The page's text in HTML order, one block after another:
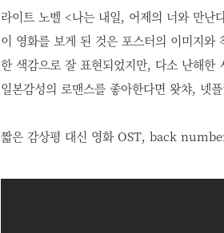
라이트 노벨 <나는 내일, 어제의 너와 만난
이 영화를 보게 된 것은 포스터의 이미지와
한 색감으로 잘 표현되었지만, 다소 난해한
일본감성의 로맨스를 좋아한다면 왓챠, 넷
짧은 감상평 대신 영화 OST, back